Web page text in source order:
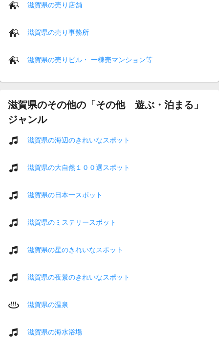
滋賀県の売り店舗
滋賀県の売り事務所
滋賀県の売りビル・ 一棟売マンション等
滋賀県のその他の「その他 遊ぶ・泊まる」
ジャンル
滋賀県の海辺のきれいなスポット
滋賀県の大自然１００選スポット
滋賀県の日本一スポット
滋賀県のミステリースポット
滋賀県の星のきれいなスポット
滋賀県の夜景のきれいなスポット
滋賀県の温泉
滋賀県の海水浴場